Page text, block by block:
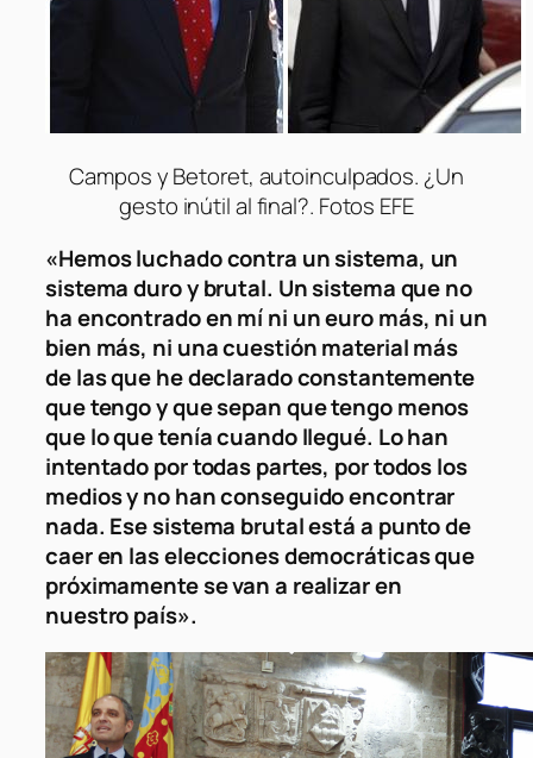
Campos y Betoret, autoinculpados. ¿Un
gesto inútil al final?. Fotos EFE
«Hemos luchado contra un sistema, un
sistema duro y brutal. Un sistema que no
ha encontrado en mí ni un euro más, ni un
bien más, ni una cuestión material más
de las que he declarado constantemente
que tengo y que sepan que tengo menos
que lo que tenía cuando llegué. Lo han
intentado por todas partes, por todos los
medios y no han conseguido encontrar
nada. Ese sistema brutal está a punto de
caer en las elecciones democráticas que
próximamente se van a realizar en
nuestro país».